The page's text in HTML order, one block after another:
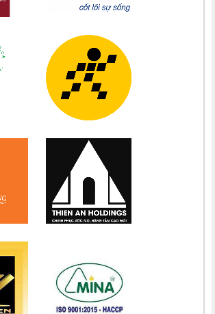
Maria Nguyễn Thị Trung Thu 15/08
Maria Nguyễn Ngọc Anh 15/08
Chị Maria Nguyễn Thị Diệu Phương 15/08
Chị Maria Nguyễn Thị Bích Thuận 15/08
Chị Maria Đặng Thị Lan Hương 15/08
Chị Maria Nguyễn Nhiệm Mầu 15/08
Chị Maria Nguyễn Mỹ Quỳnh Loan 15/08
Chị Maria Vũ Thị Hà 15/08
Chị Maria Nguyễn Thị Thành 15/08
Chị Maria Lai Thị Lan Anh 15/08